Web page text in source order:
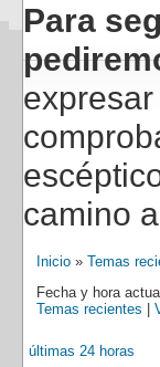
Para
camino
Inicio » Temas
Fecha y hora
Temas recientes
últimas 24 horas